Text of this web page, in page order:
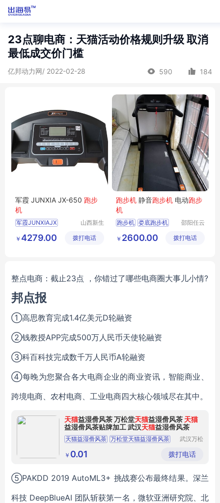
23点聊电商：天猫活动价格规则升级 取消
最低成交价门槛
亿邦动力网/ 2022-02-28 590 184
军霞 JUNXIA JX-650 跑步
机
军霞JUNXIAJX
军霞跑步机
山西新生
材有限公
￥ 4279.00 拨打电话
跑步机 静音跑步机 电动跑步
机
跑步机 娄底跑步机
跑步机图片
邵阳任云
品有限公
￥ 2600.00 拨打电话
整点电商：截止23点 ，你错过了哪些电商圈大事儿小情?
邦点报
①高思教育完成1.4亿美元D轮融资
②钱教授APP完成500万人民币天使轮融资
③科百科技完成数千万人民币A轮融资
④每晚为您聚合各大电商企业的商业资讯，智能商业、
跨境电商、农村电商、工业电商四大核心领域尽在其中。
天猫益湿傦风茶 万松堂天猫益湿傦风茶 天猫
益湿傦风茶贴牌加工 武汉天猫益湿傦风茶
天猫益湿傦风茶 万松堂天猫益湿傦风茶
天猫益湿傦风茶贴牌加工
武汉天猫益湿傦风茶
武汉万松
药科技有
限公司
￥ 0.01 拨打电话
⑤PAKDD 2019 AutoML3+ 挑战赛公布最终结果。深兰
科技 DeepBlueAI 团队斩获第一名，微软亚洲研究院、北